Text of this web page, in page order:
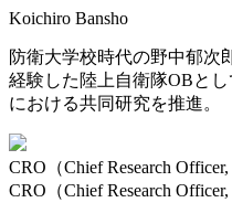
Koichiro Bansho
防衛大学校時代の野中郁次
経験した陸上自衛隊OBと
における共同研究を推進。
CRO（Chief Research Officer,
CRO（Chief Research Officer,